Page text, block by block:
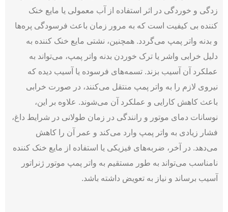
‌زدگی و خوردگی در اثر استفاده از آب معمولی یا مایع خنک
‌کننده بی ‌کیفیت است که به مرور زمان باعث فرسودگی پره‌ها
و بدنه واتر پمپ می‌گردد. همچنین، نشتی مایع خنک ‌کننده به
دلیل خرابی واشر یا ترک خوردن بدنه واتر پمپ، می‌تواند به
عملکرد آن آسیب بزند. تسمه‌های فرسوده یا آسیب ‌دیده که
نیروی لازم را به واتر پمپ منتقل می‌کنند، در صورت خرابی
باعث کاهش کارایی و عملکرد آن می‌شوند. علاوه بر این،
نوسانات دمای موتور و رانندگی در زمان طولانی در شرایط داغ،
فشار زیادی به واتر پمپ وارد می‌کند و عمر آن را کاهش
می‌‌دهد. در آخر، ضربه‌های فیزیکی یا استفاده از مایع خنک ‌کننده
نامناسب می‌‌تواند به طور مستقیم به واتر پمپ موتور ژنراتور
آسیب برساند و نیاز به تعویض داشته باشد.